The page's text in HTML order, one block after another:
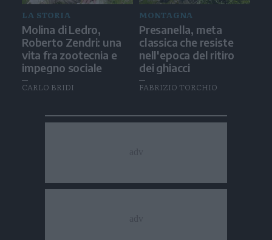
LA STORIA
Molina di Ledro,
Roberto Zendri: una
vita fra zootecnia e
impegno sociale
CARLO BRIDI
MONTAGNA
Presanella, meta
classica che resiste
nell'epoca del ritiro
dei ghiacci
FABRIZIO TORCHIO